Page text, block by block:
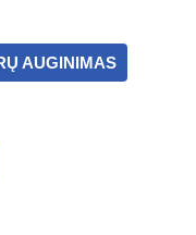
AUGINIMAS